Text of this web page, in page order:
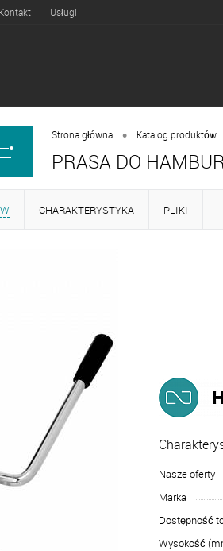
Kontakt Usługi
Strona główna • Katalog produktów
PRASA DO
CHARAKTERYSTYKA PLIKI
Nasze oferty
Marka
Dostępność
Wysokość